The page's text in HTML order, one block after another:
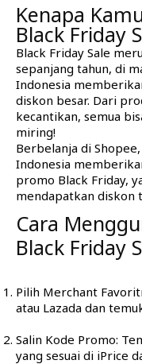
Kenapa
Black Friday
Black Friday Sale
sepanjang tahun, di
Indonesia
diskon besar. Dari
kecantikan, semua
miring!
Berbelanja di
Indonesia
promo Black Friday,
mendapatkan diskon
Cara
Black Friday
Pilih Merchant
atau Lazada dan
Salin Kode Promo:
yang sesuai di iPrice